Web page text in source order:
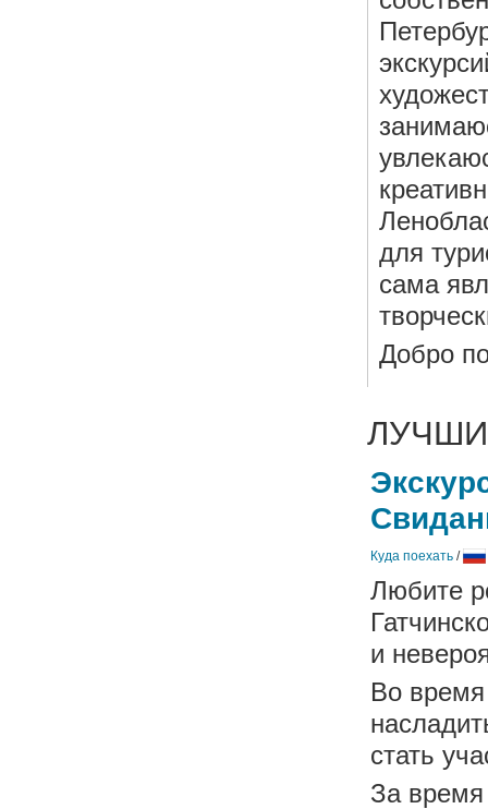
для
сама
Добро
Куда поехать /
Любите
и
Во время
стать
За